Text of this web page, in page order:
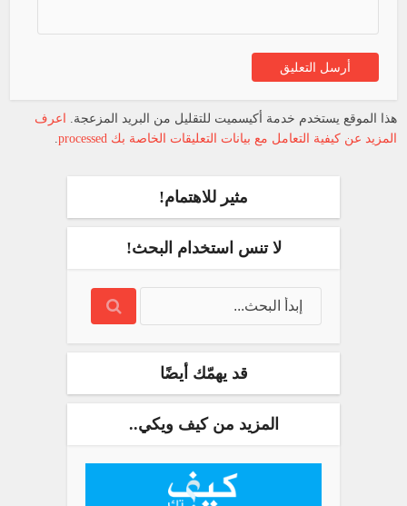
هذا الموقع يستخدم خدمة أكيسميت للتقليل من البريد المزعجة. اعرف
المزيد عن كيفية التعامل مع بيانات التعليقات الخاصة بك processed
مثير للاهتمام!
لا تنس استخدام البحث!
قد يهمّك أيضًا
المزيد من كيف ويكي..